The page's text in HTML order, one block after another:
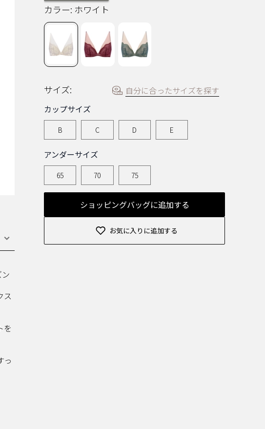
ス
を
っ
カラー: ホワイト
サイズ:
自分に合ったサイズを探す
カップサイズ
B C D E
アンダーサイズ
65 70 75
ショッピングバッグに追加する
お気に入りに追加する